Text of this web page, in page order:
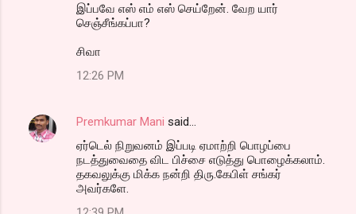
இப்பவே எஸ் எம் எஸ் செய்றேன். வேற யார்
செஞ்சீங்கப்பா?
சிவா
12:26 PM
Premkumar Mani said…
ஏர்டெல் நிறுவனம் இப்படி ஏமாற்றி பொழப்பை
நடத்துவைதை விட பிச்சை எடுத்து பொழைக்கலாம்.
தகவலுக்கு மிக்க நன்றி திரு.கேபிள் சங்கர்
அவர்களே.